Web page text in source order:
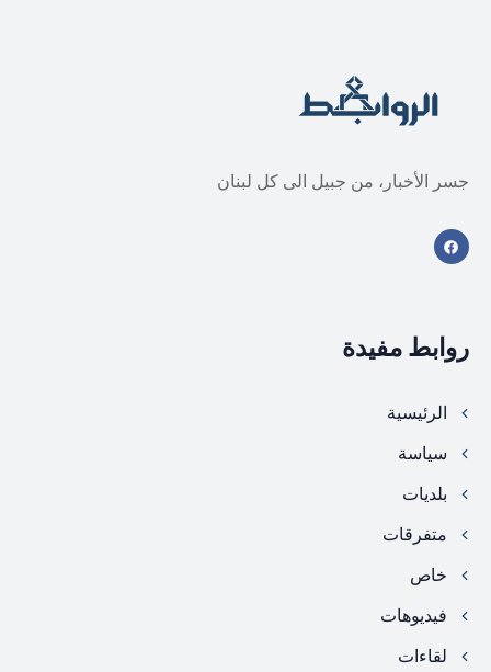
جسر الأخبار، من جبيل الى كل لبنان
روابط مفيدة
الرئيسية
سياسة
بلديات
متفرقات
خاص
فيديوهات
لقاءات